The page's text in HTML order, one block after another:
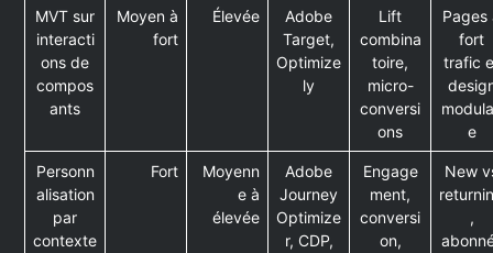
MVT sur
interacti
ons de
compos
ants
Moyen à
fort
Élevée
Adobe
Target,
Optimize
ly
Lift
combina
toire,
micro-
conversi
ons
Pages
fort
trafic
e
Personn
alisation
par
contexte
Fort
Moyenn
e à
élevée
Adobe
Journey
Optimize
r, CDP,
Engage
ment,
conversi
on,
New
,